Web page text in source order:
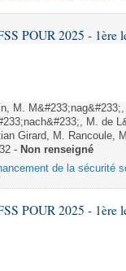
POUR 2025 - 1ère
M.
M. de
Girard, M. Rancoule,
- Non renseigné
de la sécurité
POUR 2025 - 1ère